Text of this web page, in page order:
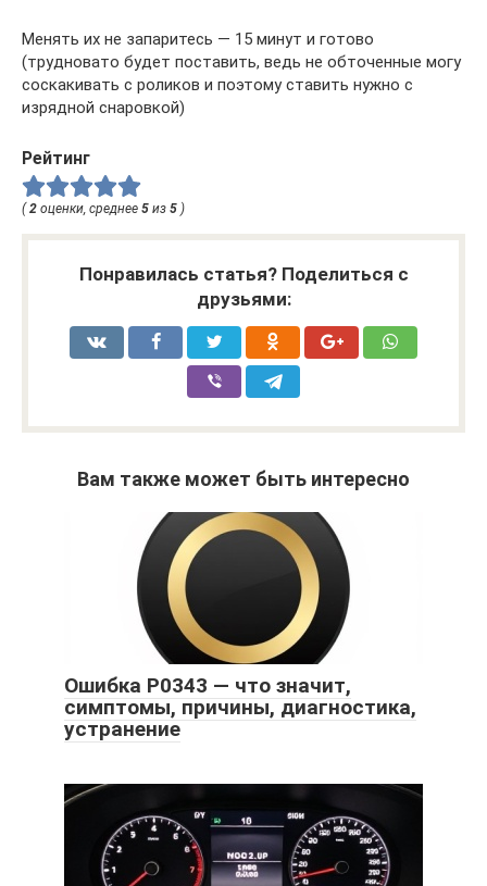
Менять их не запаритесь — 15 минут и готово
(трудновато будет поставить, ведь не обточенные могу
соскакивать с роликов и поэтому ставить нужно с
изрядной снаровкой)
Рейтинг
( 2 оценки, среднее 5 из 5 )
Понравилась статья? Поделиться с
друзьями:
Вам также может быть интересно
Ошибка P0343 — что значит,
симптомы, причины, диагностика,
устранение